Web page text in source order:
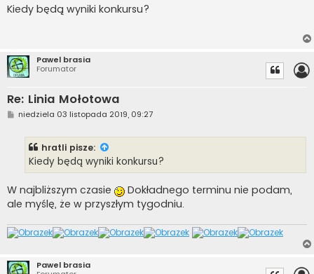
s
t
Kiedy będą wyniki konkursu?
Pawel brasia
Forumator
Re: Linia Mołotowa
Pniedziela 03 listopada 2019, 09:27
hratli pisze:
Kiedy będą wyniki konkursu?
W najbliższym czasie
Dokładnego terminu nie podam,
ale myślę, że w przyszłym tygodniu.
Pawel brasia